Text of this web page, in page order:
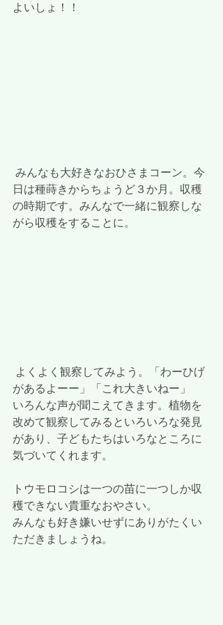
よいしょ！！
日は種蒔きからちょうど３か月。収穫
の時期です。みんなで一緒に観察しな
がら収穫をすることに。
があるよーー」「これ大きいねー」
いろんな声が聞こえてきます。植物を
改めて観察してみるといろいろな発見
があり、子どもたちはいろなところに
気づいてくれます。
トウモロコシは一つの苗に一つしか収
穫できない貴重なおやさい。
みんなも好き嫌いせずにありがたくい
ただきましょうね。